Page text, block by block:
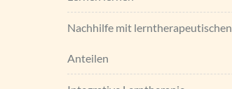
Nachhilfe mit lerntherapeutischen
Anteilen